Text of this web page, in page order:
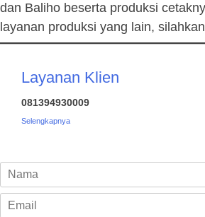
dan Baliho beserta produksi
layanan produksi yang lain,
Layanan Klien
081394930009
Selengkapnya